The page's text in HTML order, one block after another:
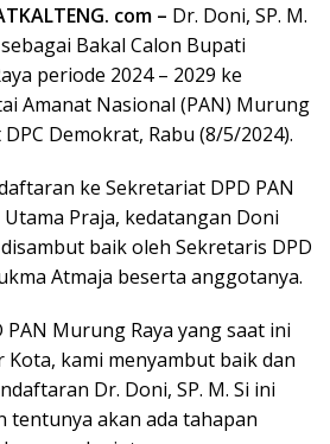
com – Dr. Doni, SP. M.
Bakal Calon Bupati
periode 2024 – 2029 ke
Amanat Nasional (PAN) Murung
Demokrat, Rabu (8/5/2024).
ke Sekretariat DPD PAN
Praja, kedatangan Doni
baik oleh Sekretaris DPD
Atmaja beserta anggotanya.
PAN Murung Raya yang saat ini
Kota, kami menyambut baik dan
Dr. Doni, SP. M. Si ini
tentunya akan ada tahapan